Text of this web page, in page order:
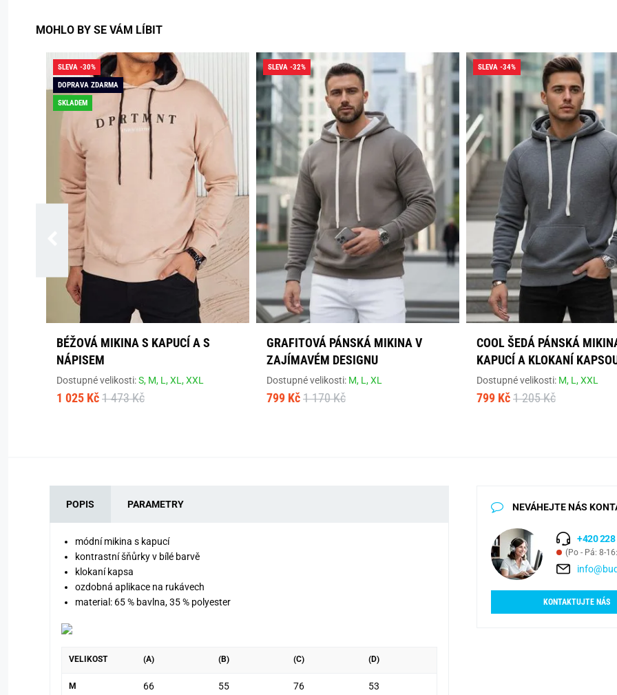
MOHLO BY SE VÁM LÍBIT
SLEVA -30%
DOPRAVA ZDARMA
SKLADEM
BÉŽOVÁ MIKINA S KAPUCÍ A S
NÁPISEM
Dostupné velikosti:S, M, L,XL,XXL
1 025 Kč 1 473 Kč
SLEVA -32%
GRAFITOVÁ PÁNSKÁ MIKINA V
ZAJÍMAVÉM DESIGNU
Dostupné velikosti: M, L,XL
799 Kč 1 170 Kč
SLEVA -34%
COOL ŠEDÁ PÁNSKÁ
KAPUCÍ A KLOKANÍ
Dostupné velikosti: M, L,XXL
799 Kč 1 205 Kč
POPIS PARAMETRY
módní mikina s kapucí
kontrastní šňůrky v bílé barvě
klokaní kapsa
ozdobná aplikace na rukávech
material: 65 % bavlna, 35 % polyester
VELIKOST (A) (B) (C) (D)
M 66 55 76 53
NEVÁHEJTE NÁS
+420 228
(Po - Pá: 8-
KONTAKTUJTE NÁS